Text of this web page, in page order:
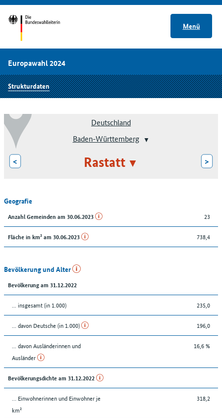
Menü
Europawahl 2024
Strukturdaten
Deutschland
Baden-Württemberg
< Rastatt >
Geografie
Anzahl Gemeinden am 30.06.2023 23
Fläche in km² am 30.06.2023 738,4
Bevölkerung und Alter
Bevölkerung am 31.12.2022
... insgesamt (in 1.000) 235,0
... davon Deutsche (in 1.000) 196,0
... davon Ausländerinnen und
Ausländer
16,6 %
Bevölkerungsdichte am 31.12.2022
… Einwohnerinnen und Einwohner je
km²
318,2